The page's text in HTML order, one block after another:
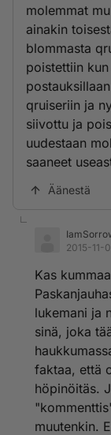
molemmat
ainakin
blommasta
poistettiin
qruiseriin ja
siivottu ja
uudestaan
saaneet
Äänestä
2015-11-
Kas
lukemani ja
sinä, joka
faktaa, että
höpinöitäs.
muutenkin.